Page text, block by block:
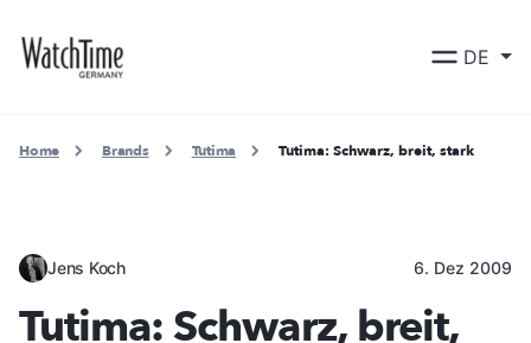
DE
Home Brands Tutima Tutima: Schwarz, breit, stark
Jens Koch 6. Dez 2009
Tutima: Schwarz, breit,